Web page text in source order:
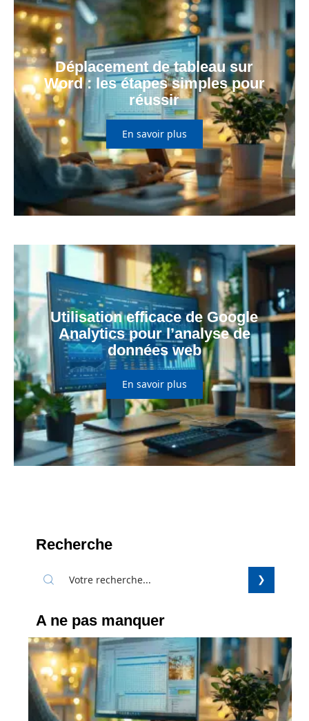
Déplacement de tableau sur
Word : les étapes simples pour
réussir
En savoir plus
Utilisation efficace de Google
Analytics pour l’analyse de
données web
En savoir plus
Recherche
A ne pas manquer